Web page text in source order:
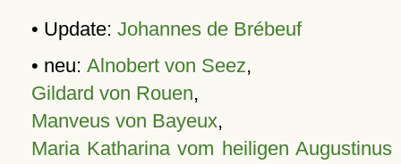
• Update: Johannes de Brébeuf
• neu: Alnobert von Seez,
Gildard von Rouen,
Manveus von Bayeux,
Maria Katharina vom heiligen Augustinus